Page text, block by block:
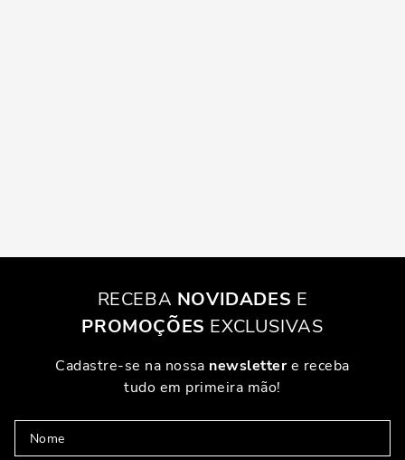
RECEBA NOVIDADES E
PROMOÇÕES EXCLUSIVAS
Cadastre-se na nossa newslettere receba
tudo em primeira mão!